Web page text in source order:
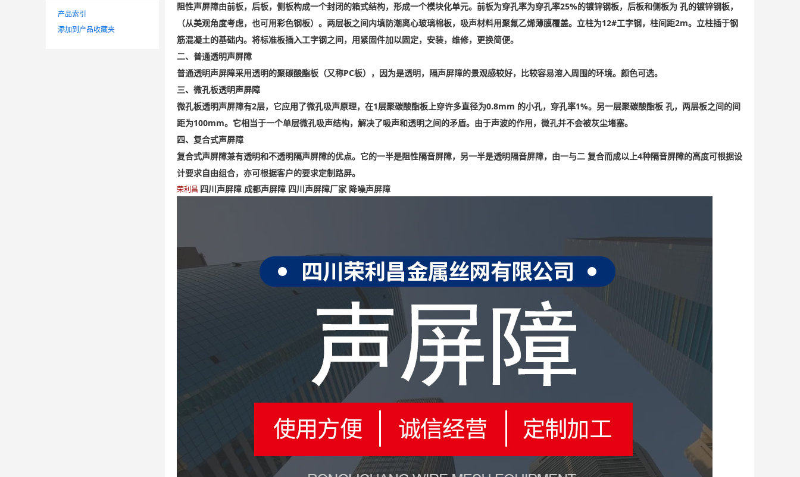
产品索引
添加到产品收藏夹
阻性声屏障由前板，后板，侧板构成一个封闭的箱式结构，形成一个模块化单元。前板为穿孔率为穿孔率25%的镀锌钢板，后板和侧板为 孔的镀锌钢板，
（从美观角度考虑，也可用彩色钢板）。两层板之间内填防潮离心玻璃棉板，吸声材料用聚氟乙烯薄膜覆盖。立柱为12#工字钢，柱间距2m。立柱插于钢
筋混凝土的基础内。将标准板插入工字钢之间，用紧固件加以固定，安装，维修，更换简便。
二、普通透明声屏障
普通透明声屏障采用透明的聚碳酸酯板（又称PC板），因为是透明，隔声屏障的景观感较好，比较容易溶入周围的环境。颜色可选。
三、微孔板透明声屏障
微孔板透明声屏障有2层，它应用了微孔吸声原理，在1层聚碳酸酯板上穿许多直径为0.8mm 的小孔，穿孔率1%。另一层聚碳酸酯板 孔，两层板之间的间
距为100mm。它相当于一个单层微孔吸声结构，解决了吸声和透明之间的矛盾。由于声波的作用，微孔并不会被灰尘堵塞。
四、复合式声屏障
复合式声屏障兼有透明和不透明隔声屏障的优点。它的一半是阻性隔音屏障，另一半是透明隔音屏障，由一与二 复合而成以上4种隔音屏障的高度可根据设
计要求自由组合，亦可根据客户的要求定制路屏。
荣利昌 四川声屏障 成都声屏障 四川声屏障厂家 降噪声屏障